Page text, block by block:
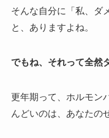
そんな自分に「私、ダ
と、ありますよね。
でもね、それって全然
更年期って、ホルモン
んどいのは、あなたの